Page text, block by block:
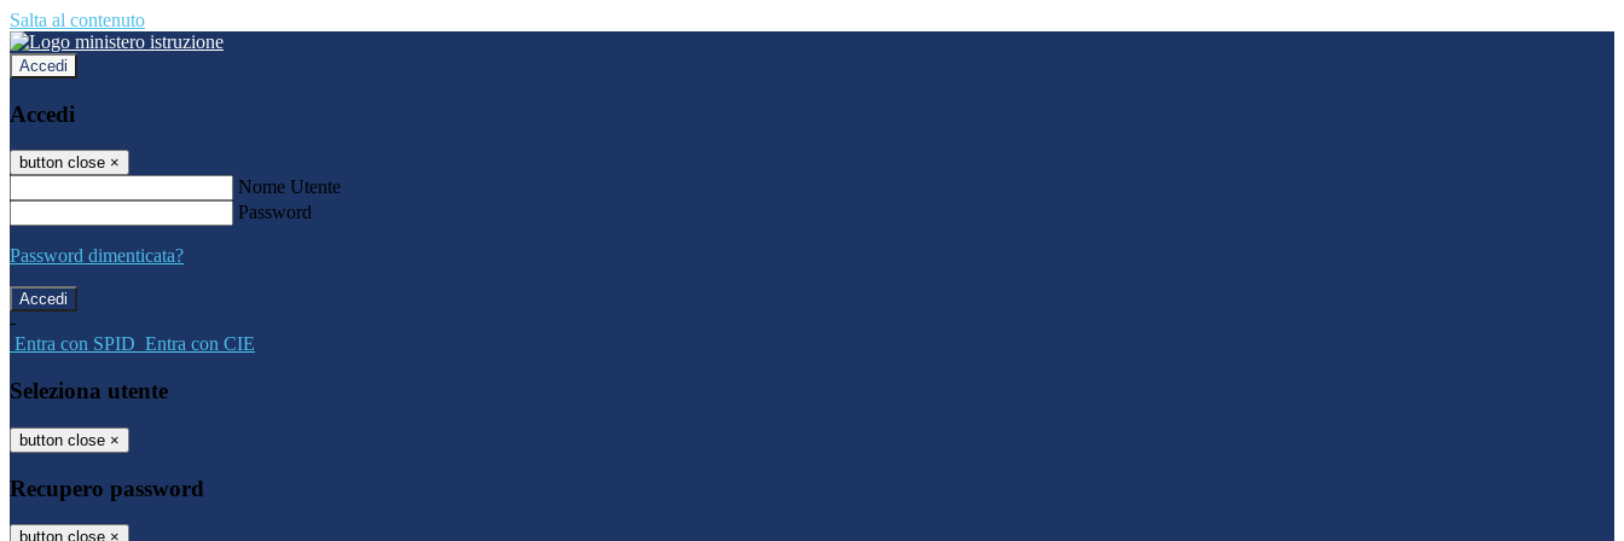
Salta al contenuto
Accedi
Accedi
button close ×
Nome Utente
Password
Password dimenticata?
-
Entra con SPID Entra con CIE
Seleziona utente
button close ×
Recupero password
button close ×